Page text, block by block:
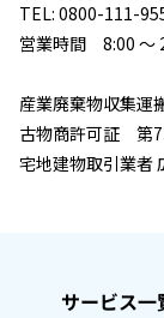
TEL: 0800-111-
営業時間 8:00 ～
産業廃棄物収集
古物商許可証 第
宅地建物取引業者
サービス一